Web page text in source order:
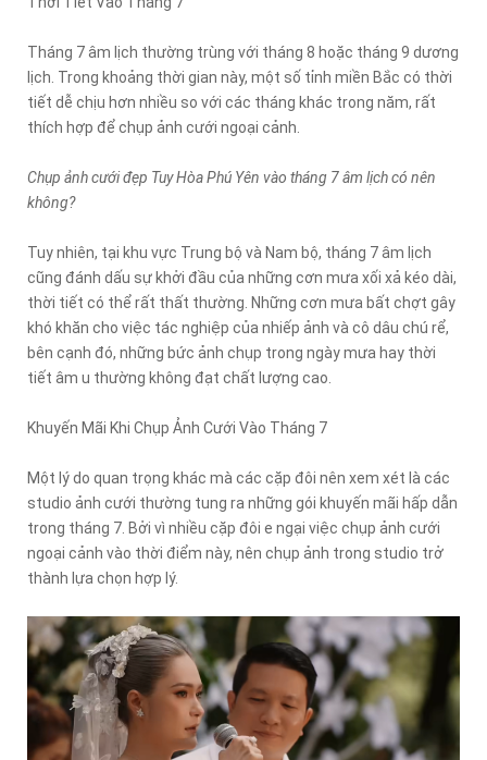
Tháng 7 âm lịch thường trùng với tháng 8 hoặc tháng 9 dương
lịch. Trong khoảng thời gian này, một số tỉnh miền Bắc có thời
tiết dễ chịu hơn nhiều so với các tháng khác trong năm, rất
thích hợp để chụp ảnh cưới ngoại cảnh.
Chụp ảnh cưới đẹp Tuy Hòa Phú Yên vào tháng 7 âm lịch có nên
không?
Tuy nhiên, tại khu vực Trung bộ và Nam bộ, tháng 7 âm lịch
cũng đánh dấu sự khởi đầu của những cơn mưa xối xả kéo dài,
thời tiết có thể rất thất thường. Những cơn mưa bất chợt gây
khó khăn cho việc tác nghiệp của nhiếp ảnh và cô dâu chú rể,
bên cạnh đó, những bức ảnh chụp trong ngày mưa hay thời
tiết âm u thường không đạt chất lượng cao.
Khuyến Mãi Khi Chụp Ảnh Cưới Vào Tháng 7
Một lý do quan trọng khác mà các cặp đôi nên xem xét là các
studio ảnh cưới thường tung ra những gói khuyến mãi hấp dẫn
trong tháng 7. Bởi vì nhiều cặp đôi e ngại việc chụp ảnh cưới
ngoại cảnh vào thời điểm này, nên chụp ảnh trong studio trở
thành lựa chọn hợp lý.